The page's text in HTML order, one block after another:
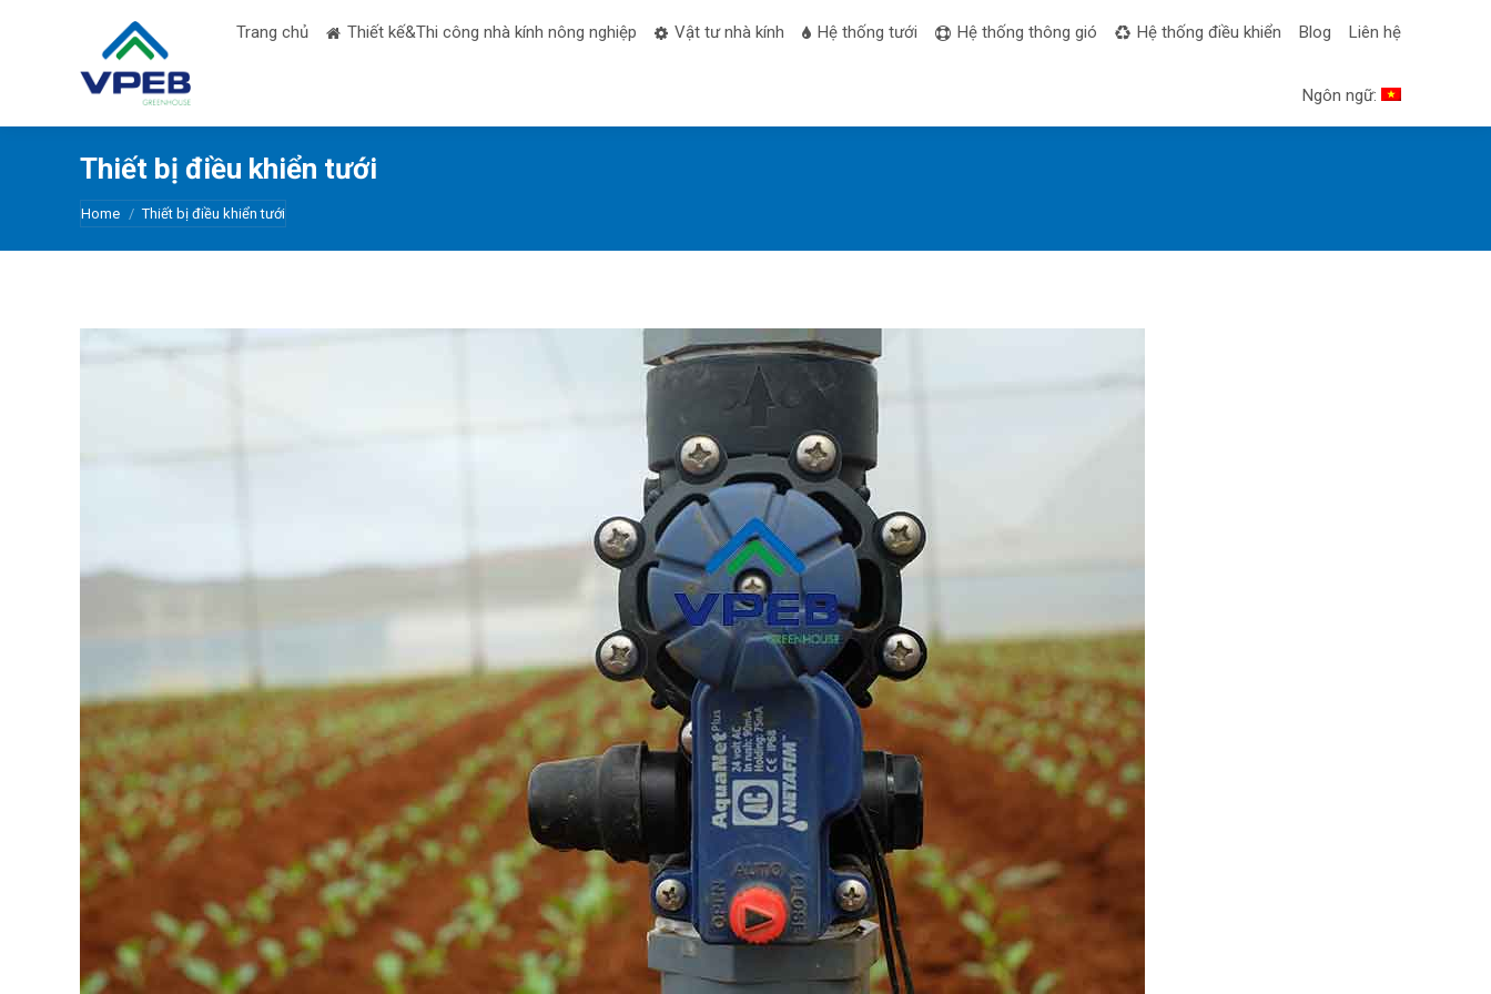
Trang chủ Thiết kế&Thi công nhà kính nông nghiệp Vật tư nhà kính Hệ thống tưới Hệ thống thông gió Hệ thống điều khiển Blog Liên hệ
Ngôn ngữ:
Thiết bị điều khiển tưới
You are here:
Home Thiết bị điều khiển tưới